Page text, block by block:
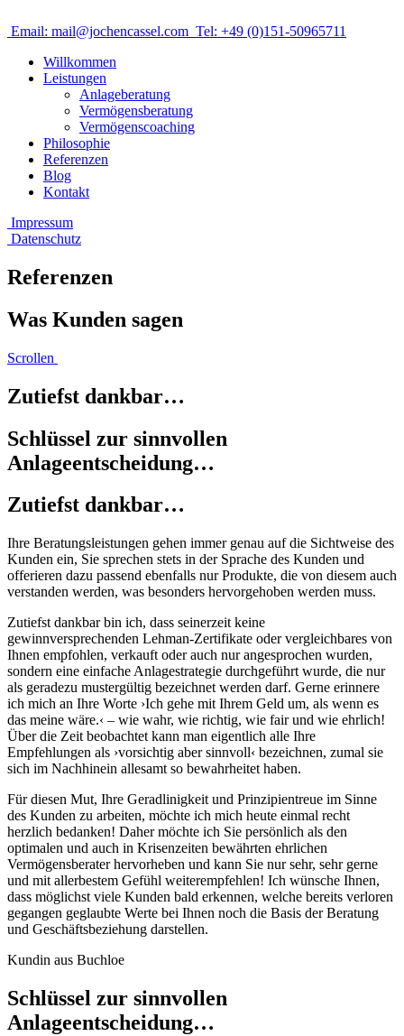
Email: mail@jochencassel.com Tel: +49 (0)151-50965711
Willkommen
Leistungen
Anlageberatung
Vermögensberatung
Vermögenscoaching
Philosophie
Referenzen
Blog
Kontakt
Impressum
Datenschutz
Referenzen
Was Kunden sagen
Scrollen
Zutiefst dankbar…
Schlüssel zur sinnvollen
Anlageentscheidung…
Zutiefst dankbar…
Ihre Beratungsleistungen gehen immer genau auf die Sichtweise des
Kunden ein, Sie sprechen stets in der Sprache des Kunden und
offerieren dazu passend ebenfalls nur Produkte, die von diesem auch
verstanden werden, was besonders hervorgehoben werden muss.
Zutiefst dankbar bin ich, dass seinerzeit keine
gewinnversprechenden Lehman-Zertifikate oder vergleichbares von
Ihnen empfohlen, verkauft oder auch nur angesprochen wurden,
sondern eine einfache Anlagestrategie durchgeführt wurde, die nur
als geradezu mustergültig bezeichnet werden darf. Gerne erinnere
ich mich an Ihre Worte ›Ich gehe mit Ihrem Geld um, als wenn es
das meine wäre.‹ – wie wahr, wie richtig, wie fair und wie ehrlich!
Über die Zeit beobachtet kann man eigentlich alle Ihre
Empfehlungen als ›vorsichtig aber sinnvoll‹ bezeichnen, zumal sie
sich im Nachhinein allesamt so bewahrheitet haben.
Für diesen Mut, Ihre Geradlinigkeit und Prinzipientreue im Sinne
des Kunden zu arbeiten, möchte ich mich heute einmal recht
herzlich bedanken! Daher möchte ich Sie persönlich als den
optimalen und auch in Krisenzeiten bewährten ehrlichen
Vermögensberater hervorheben und kann Sie nur sehr, sehr gerne
und mit allerbestem Gefühl weiterempfehlen! Ich wünsche Ihnen,
dass möglichst viele Kunden bald erkennen, welche bereits verloren
gegangen geglaubte Werte bei Ihnen noch die Basis der Beratung
und Geschäftsbeziehung darstellen.
Kundin aus Buchloe
Schlüssel zur sinnvollen
Anlageentscheidung…